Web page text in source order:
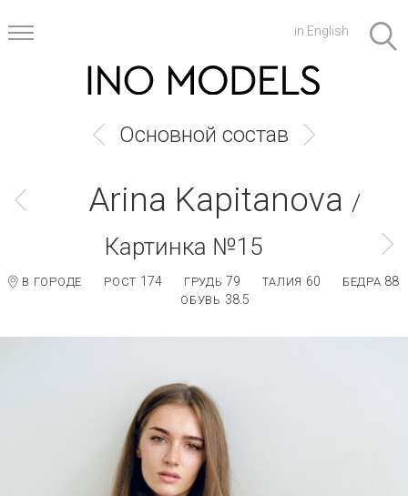
in English
Основной состав
Arina Kapitanova /
Картинка №15
В ГОРОДЕ РОСТ 174 ГРУДЬ 79 ТАЛИЯ 60 БЕДРА 88
ОБУВЬ 38.5